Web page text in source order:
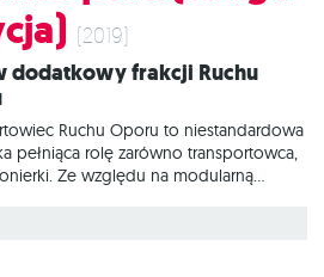
(2019)
Ruchu Oporu to niestandardowa
pełniąca rolę zarówno transportowca,
Ze względu na modularną